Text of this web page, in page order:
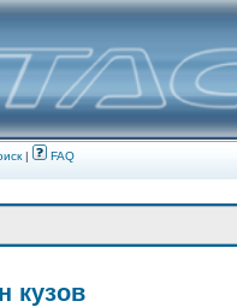
| FAQ
кузов